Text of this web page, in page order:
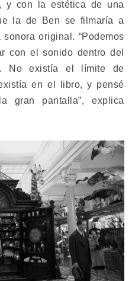
y con la estética de una
la de Ben se filmaría a
original. “Podemos
con el sonido dentro del
No existía el límite de
en el libro, y pensé
gran pantalla”, explica